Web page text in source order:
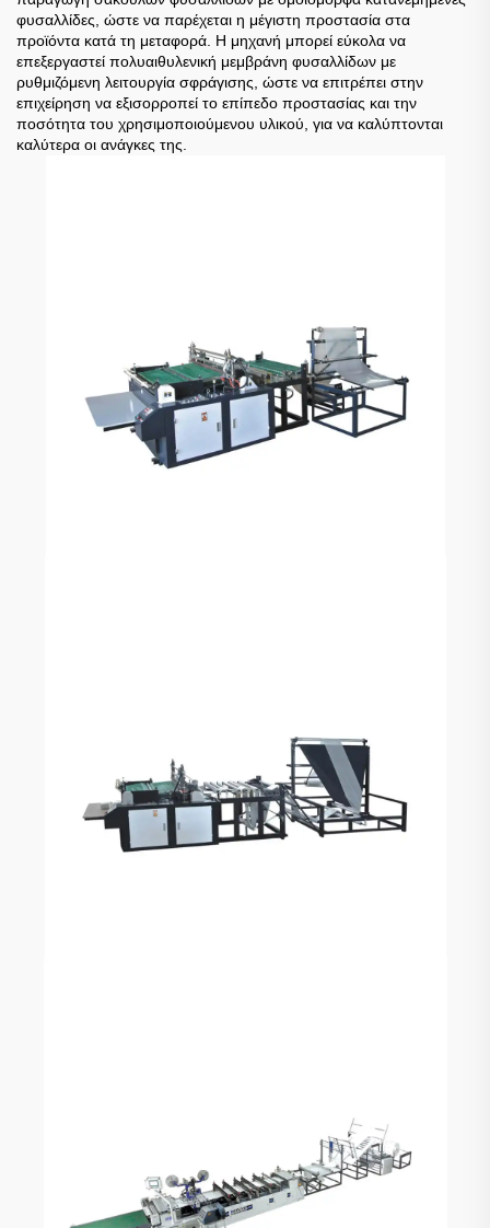
φυσαλλίδες, ώστε να παρέχεται η μέγιστη προστασία στα
προϊόντα κατά τη μεταφορά. Η μηχανή μπορεί εύκολα να
επεξεργαστεί πολυαιθυλενική μεμβράνη φυσαλλίδων με
ρυθμιζόμενη λειτουργία σφράγισης, ώστε να επιτρέπει στην
επιχείρηση να εξισορροπεί το επίπεδο προστασίας και την
ποσότητα του χρησιμοποιούμενου υλικού, για να καλύπτονται
καλύτερα οι ανάγκες της.